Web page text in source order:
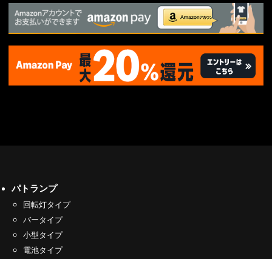
パトランプ
回転灯タイプ
バータイプ
小型タイプ
電池タイプ